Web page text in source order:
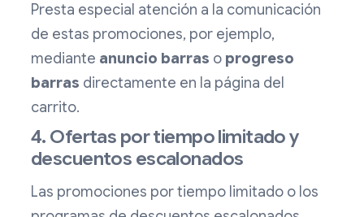
Presta especial atención a la comunicación
de estas promociones, por ejemplo,
mediante anuncio barras o progreso
barras directamente en la página del
carrito.
4. Ofertas por tiempo limitado y
descuentos escalonados
Las promociones por tiempo limitado o los